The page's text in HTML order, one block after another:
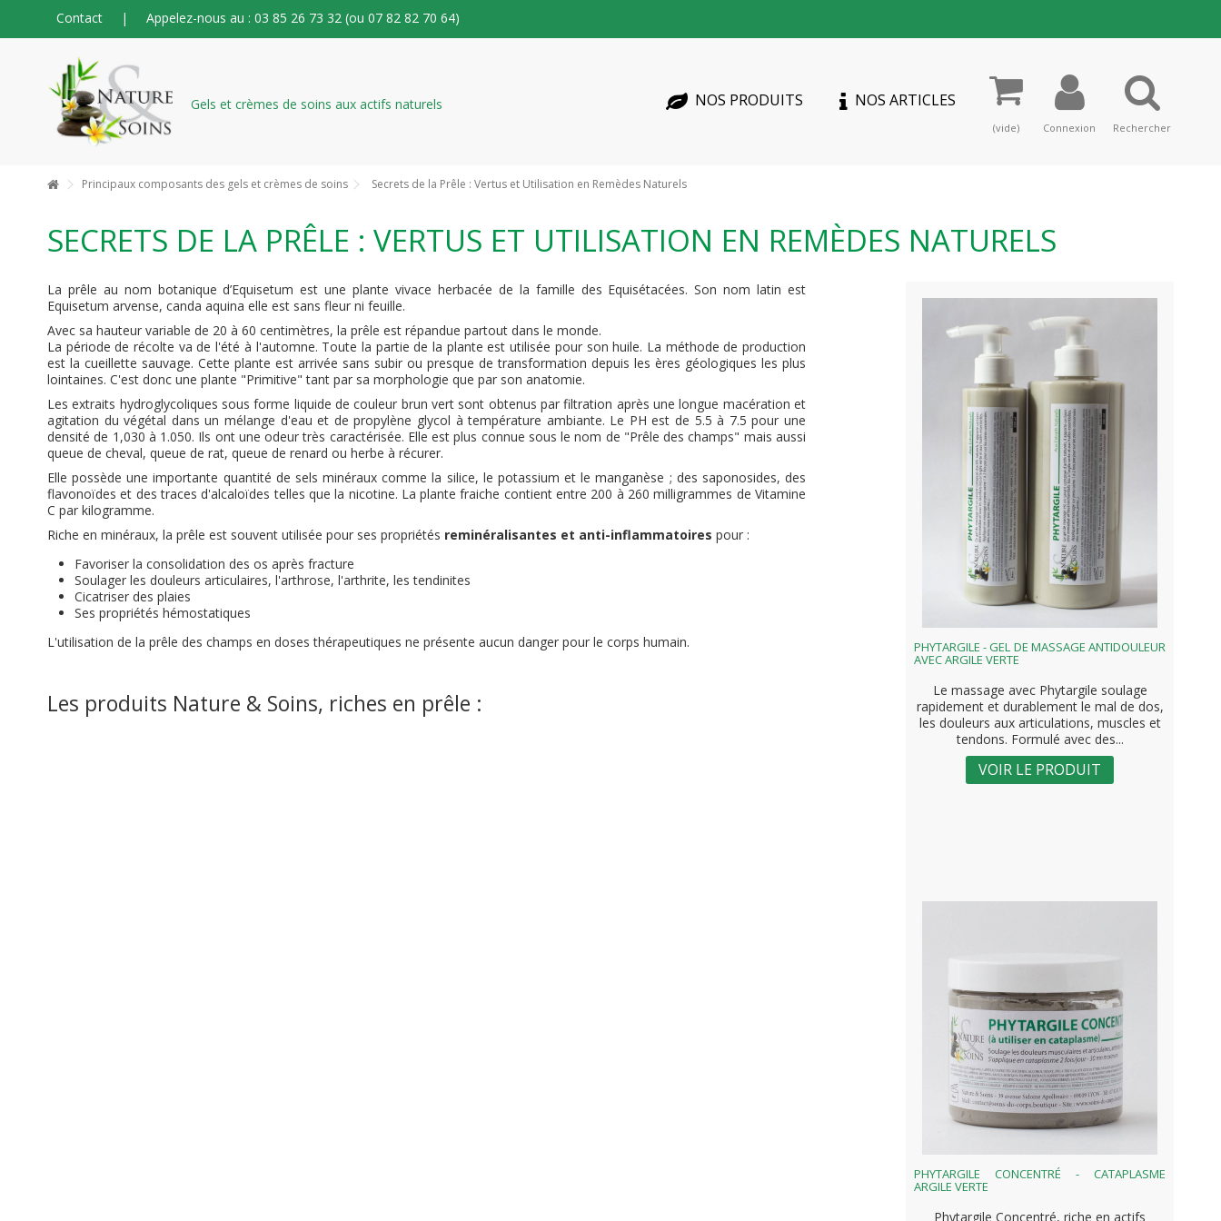
Contact | Appelez-nous au : 03 85 26 73 32 (ou 07 82 82 70 64)
NOS PRODUITS NOS ARTICLES
(vide) Connexion Rechercher
Principaux composants des gels et crèmes de soins Secrets de la Prêle : Vertus et Utilisation en Remèdes Naturels
SECRETS DE LA PRÊLE : VERTUS ET UTILISATION EN REMÈDES NATURELS
La prêle au nom botanique d’Equisetum est une plante vivace herbacée de la famille des Equisétacées. Son nom latin est
Equisetum arvense, canda aquina elle est sans fleur ni feuille.
Avec sa hauteur variable de 20 à 60 centimètres, la prêle est répandue partout dans le monde.
La période de récolte va de l'été à l'automne. Toute la partie de la plante est utilisée pour son huile. La méthode de production
est la cueillette sauvage. Cette plante est arrivée sans subir ou presque de transformation depuis les ères géologiques les plus
lointaines. C'est donc une plante "Primitive" tant par sa morphologie que par son anatomie.
Les extraits hydroglycoliques sous forme liquide de couleur brun vert sont obtenus par filtration après une longue macération et
agitation du végétal dans un mélange d'eau et de propylène glycol à température ambiante. Le PH est de 5.5 à 7.5 pour une
densité de 1,030 à 1.050. Ils ont une odeur très caractérisée. Elle est plus connue sous le nom de "Prêle des champs" mais aussi
queue de cheval, queue de rat, queue de renard ou herbe à récurer.
Elle possède une importante quantité de sels minéraux comme la silice, le potassium et le manganèse ; des saponosides, des
flavonoïdes et des traces d'alcaloïdes telles que la nicotine. La plante fraiche contient entre 200 à 260 milligrammes de Vitamine
C par kilogramme.
Riche en minéraux, la prêle est souvent utilisée pour ses propriétés reminéralisantes et anti-inflammatoires pour :
Favoriser la consolidation des os après fracture
Soulager les douleurs articulaires, l'arthrose, l'arthrite, les tendinites
Cicatriser des plaies
Ses propriétés hémostatiques
L'utilisation de la prêle des champs en doses thérapeutiques ne présente aucun danger pour le corps humain.
Les produits Nature & Soins, riches en prêle :
PHYTARGILE - GEL DE MASSAGE ANTIDOULEUR
AVEC ARGILE VERTE
Le massage avec Phytargile soulage
rapidement et durablement le mal de dos,
les douleurs aux articulations, muscles et
tendons. Formulé avec des...
VOIR LE PRODUIT
PHYTARGILE CONCENTRÉ - CATAPLASME
ARGILE VERTE
Phytargile Concentré, riche en actifs